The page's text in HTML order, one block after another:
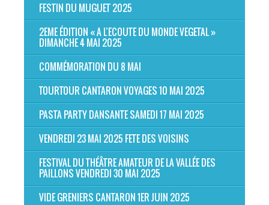
FESTIN DU MUGUET 2025
2EME ÉDITION « A L’ECOUTE DU MONDE VEGETAL »
DIMANCHE 4 MAI 2025
COMMÉMORATION DU 8 MAI
TOURTOUR CANTARON VOYAGES 10 MAI 2025
PASTA PARTY DANSANTE SAMEDI 17 MAI 2025
VENDREDI 23 MAI 2025 FETE DES VOISINS
FESTIVAL DU THÉÂTRE AMATEUR DE LA VALLÉE DES
PAILLONS VENDREDI 30 MAI 2025
VIDE GRENIERS CANTARON 1ER JUIN 2025